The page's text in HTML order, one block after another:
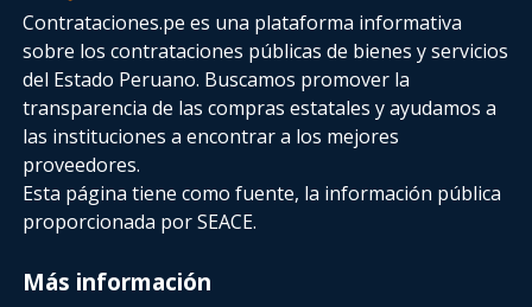
Contrataciones.pe es una plataforma informativa
sobre los contrataciones públicas de bienes y servicios
del Estado Peruano. Buscamos promover la
transparencia de las compras estatalesy ayudamos a
las instituciones a encontrar a los mejores
proveedores.
Esta página tiene como fuente, la información pública
proporcionada por SEACE.
Más información